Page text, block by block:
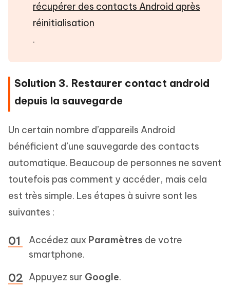
récupérer des contacts Android après
réinitialisation
.
Solution 3. Restaurer contact android
depuis la sauvegarde
Un certain nombre d’appareils Android
bénéficient d’une sauvegarde des contacts
automatique. Beaucoup de personnes ne savent
toutefois pas comment y accéder, mais cela
est très simple. Les étapes à suivre sont les
suivantes :
Accédez aux Paramètres de votre
smartphone.
Appuyez sur Google.